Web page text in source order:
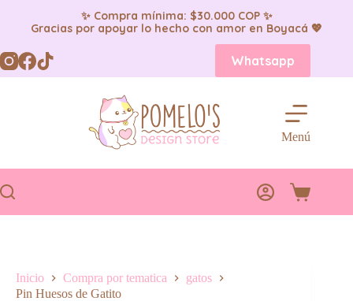
✨ Compra mínima: $30.000 COP ✨
Gracias por apoyar lo hecho con amor en Boyacá 💖
Saltar
al
contenido
Whatsapp
Menú
Carro
Inicio Compra por tematica
gatos
Pin Huesos de Gatito